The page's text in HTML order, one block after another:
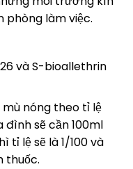
phòng làm việc.
và S-bioallethrin
nóng theo tỉ lệ
đình sẽ cần 100ml
tỉ lệ sẽ là 1/100 và
thuốc.